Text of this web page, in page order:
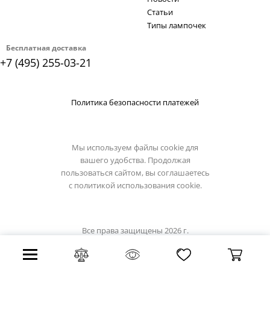
Бесплатная доставка
+7 (495) 255-03-21
Статьи
Типы лампочек
Политика безопасности платежей
Мы используем файлы cookie для
вашего удобства. Продолжая
пользоваться сайтом, вы соглашаетесь
с политикой использования cookie.
Все права защищены 2026 г.